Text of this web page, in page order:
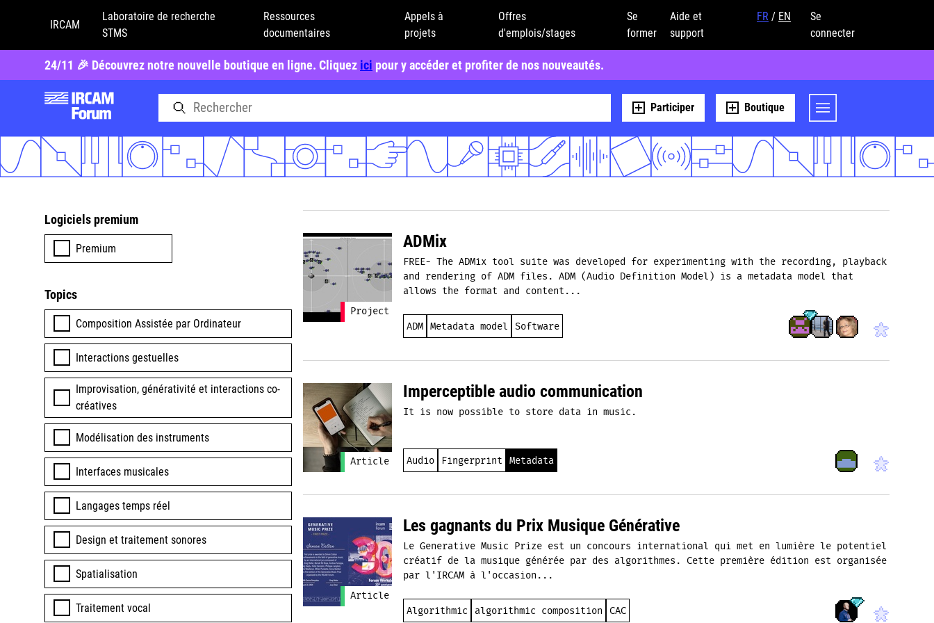
IRCAM
Laboratoire de recherche
STMS
Ressources
documentaires
Appels à
projets
Offres
d'emplois/stages
Se
former
Aide et
support
FR / EN
Se
connecter
24/11 🎉 Découvrez notre nouvelle boutique en ligne. Cliquez ici pour y accéder et profiter de nos nouveautés.
Participer Boutique
Logiciels premium
Premium
Topics
Composition Assistée par Ordinateur
Interactions gestuelles
Improvisation, générativité et interactions co-
créatives
Modélisation des instruments
Interfaces musicales
Langages temps réel
Design et traitement sonores
Spatialisation
Traitement vocal
Project
ADMix
FREE- The ADMix tool suite was developed for experimenting with the recording, playback
and rendering of ADM files. ADM (Audio Definition Model) is a metadata model that
allows the format and content...
ADM Metadata model Software
Article
Imperceptible audio communication
It is now possible to store data in music.
Audio Fingerprint Metadata
Article
Les gagnants du Prix Musique Générative
Le Generative Music Prize est un concours international qui met en lumière le potentiel
créatif de la musique générée par des algorithmes. Cette première édition est organisée
par l'IRCAM à l'occasion...
Algorithmic algorithmic composition CAC